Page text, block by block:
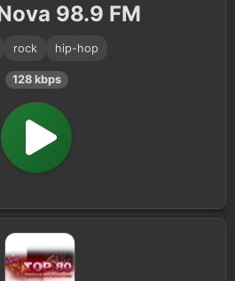
98.9 FM
rock hip-hop
128 kbps